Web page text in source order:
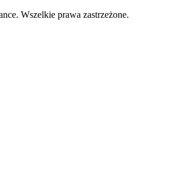
Wszelkie prawa zastrzeżone.